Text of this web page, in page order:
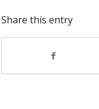
Share this entry